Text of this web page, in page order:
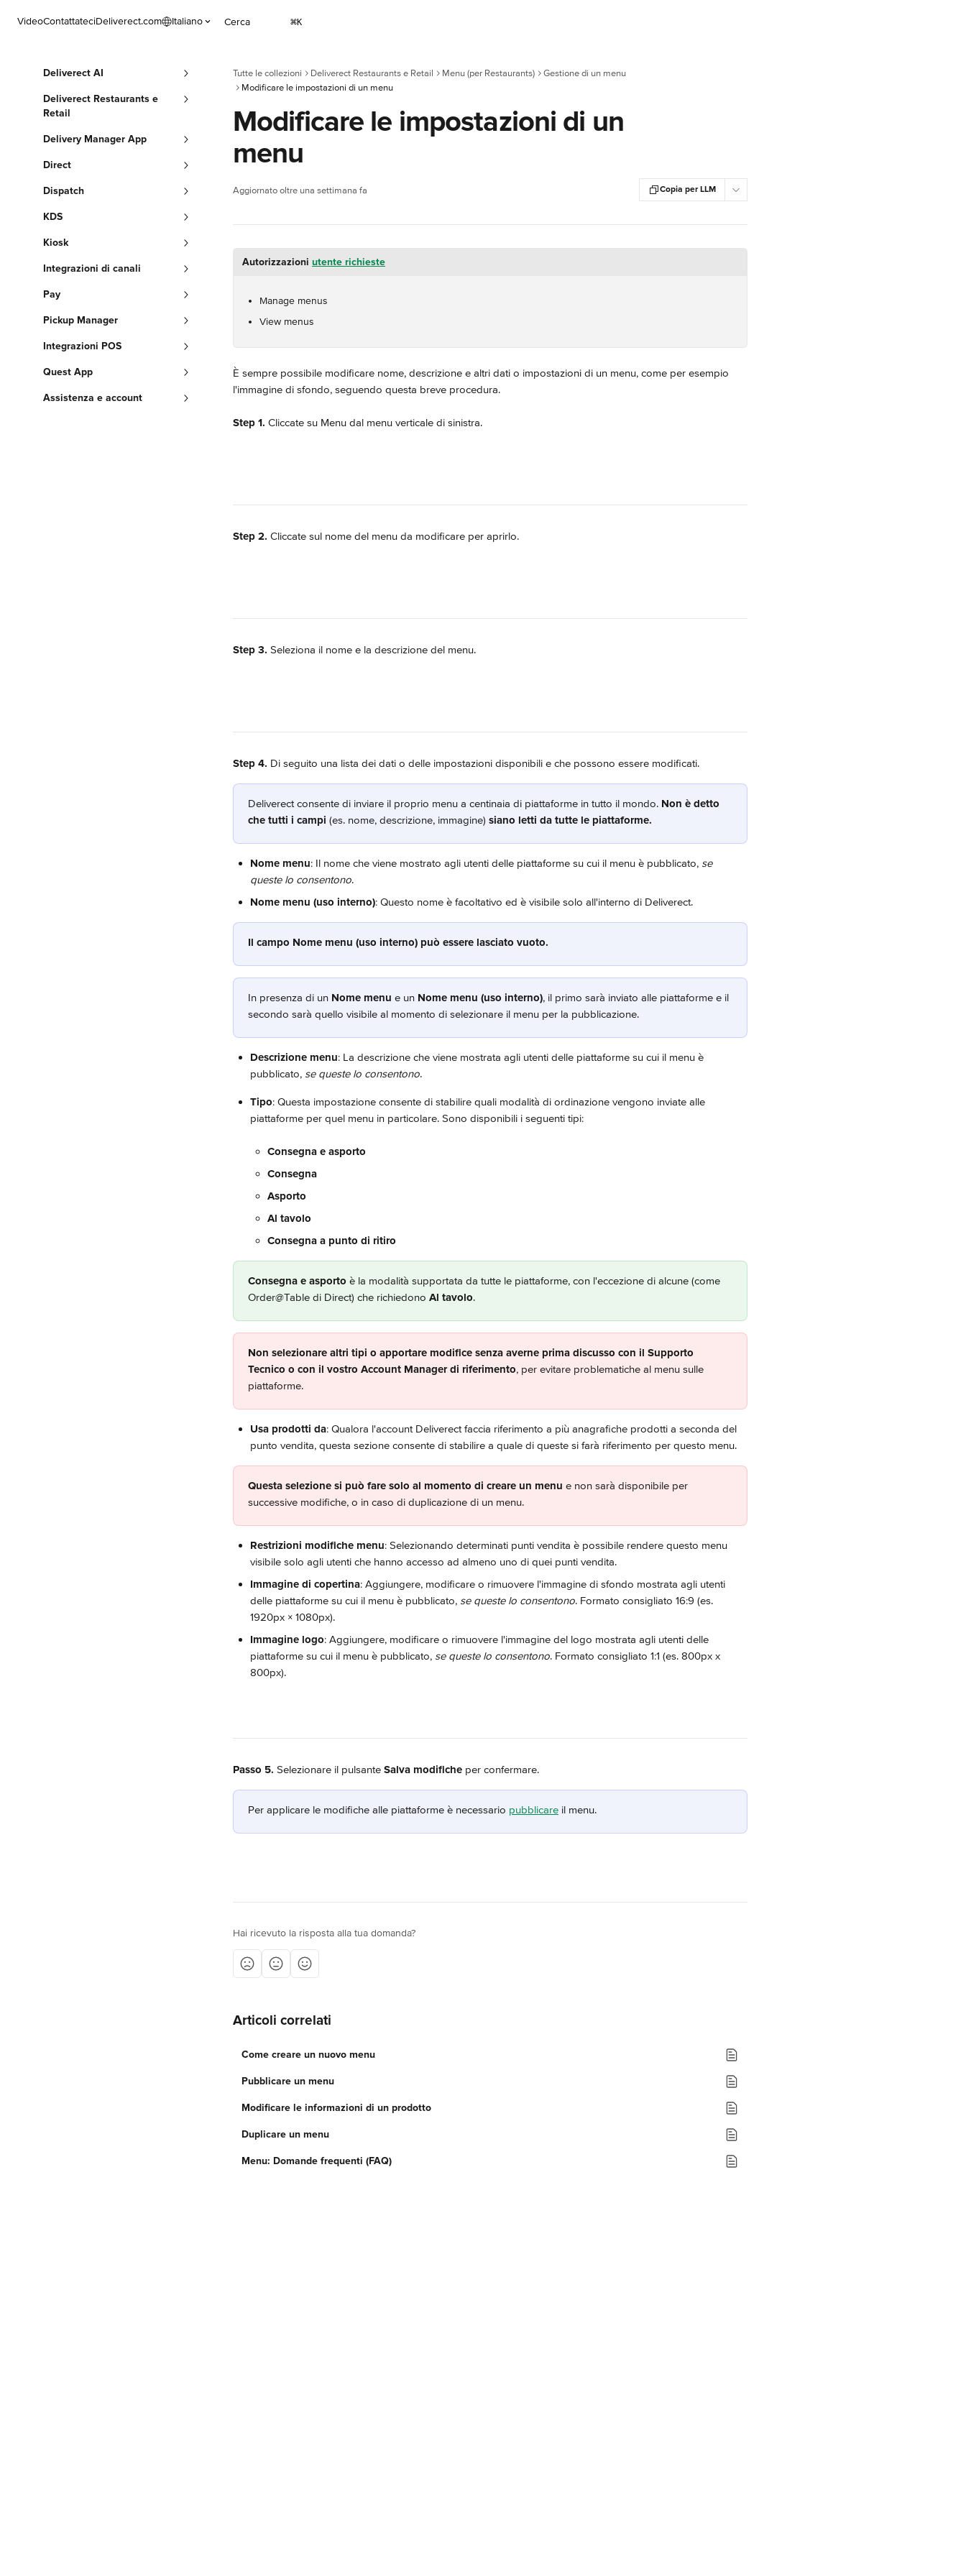
VideoContattateciDeliverect.com Italiano Cerca ⌘K
Deliverect AI
Deliverect Restaurants e
Retail
Delivery Manager App
Direct
Dispatch
KDS
Kiosk
Integrazioni di canali
Pay
Pickup Manager
Integrazioni POS
Quest App
Assistenza e account
Tutte le collezioni Deliverect Restaurants e Retail Menu (per Restaurants)
Gestione di un menu
Modificare le impostazioni di un menu
Modificare le impostazioni di un
menu
Aggiornato oltre una settimana fa Copia per LLM
Autorizzazioni utente richieste
Manage menus
View menus
È sempre possibile modificare nome, descrizione e altri dati o impostazioni di un menu, come per esempio
l'immagine di sfondo, seguendo questa breve procedura.
Step 1. Cliccate su Menu dal menu verticale di sinistra.
Step 2. Cliccate sul nome del menu da modificare per aprirlo.
Step 3. Seleziona il nome e la descrizione del menu.
Step 4. Di seguito una lista dei dati o delle impostazioni disponibili e che possono essere modificati.
Deliverect consente di inviare il proprio menu a centinaia di piattaforme in tutto il mondo. Non è detto
che tutti i campi (es. nome, descrizione, immagine) siano letti da tutte le piattaforme.
Nome menu: Il nome che viene mostrato agli utenti delle piattaforme su cui il menu è pubblicato, se
queste lo consentono.
Nome menu (uso interno): Questo nome è facoltativo ed è visibile solo all'interno di Deliverect.
Il campo Nome menu (uso interno) può essere lasciato vuoto.
In presenza di un Nome menu e un Nome menu (uso interno), il primo sarà inviato alle piattaforme e il
secondo sarà quello visibile al momento di selezionare il menu per la pubblicazione.
Descrizione menu: La descrizione che viene mostrata agli utenti delle piattaforme su cui il menu è
pubblicato, se queste lo consentono.
Tipo: Questa impostazione consente di stabilire quali modalità di ordinazione vengono inviate alle
piattaforme per quel menu in particolare. Sono disponibili i seguenti tipi:
Consegna e asporto
Consegna
Asporto
Al tavolo
Consegna a punto di ritiro
Consegna e asporto è la modalità supportata da tutte le piattaforme, con l'eccezione di alcune (come
Order@Table di Direct) che richiedono Al tavolo.
Non selezionare altri tipi o apportare modifice senza averne prima discusso con il Supporto
Tecnico o con il vostro Account Manager di riferimento, per evitare problematiche al menu sulle
piattaforme.
Usa prodotti da: Qualora l'account Deliverect faccia riferimento a più anagrafiche prodotti a seconda del
punto vendita, questa sezione consente di stabilire a quale di queste si farà riferimento per questo menu.
Questa selezione si può fare solo al momento di creare un menu e non sarà disponibile per
successive modifiche, o in caso di duplicazione di un menu.
Restrizioni modifiche menu: Selezionando determinati punti vendita è possibile rendere questo menu
visibile solo agli utenti che hanno accesso ad almeno uno di quei punti vendita.
Immagine di copertina: Aggiungere, modificare o rimuovere l'immagine di sfondo mostrata agli utenti
delle piattaforme su cui il menu è pubblicato, se queste lo consentono. Formato consigliato 16:9 (es.
1920px × 1080px).
Immagine logo: Aggiungere, modificare o rimuovere l'immagine del logo mostrata agli utenti delle
piattaforme su cui il menu è pubblicato, se queste lo consentono. Formato consigliato 1:1 (es. 800px x
800px).
Passo 5. Selezionare il pulsante Salva modifiche per confermare.
Per applicare le modifiche alle piattaforme è necessario pubblicare il menu.
Hai ricevuto la risposta alla tua domanda?
Articoli correlati
Come creare un nuovo menu
Pubblicare un menu
Modificare le informazioni di un prodotto
Duplicare un menu
Menu: Domande frequenti (FAQ)